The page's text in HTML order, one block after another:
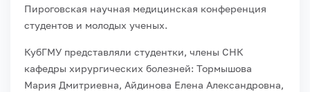
Пироговская научная медицинская конференция
студентов и молодых ученых.
КубГМУ представляли студентки, члены СНК
кафедры хирургических болезней: Тормышова
Мария Дмитриевна, Айдинова Елена Александровна,